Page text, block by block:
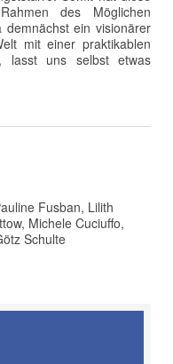
des Möglichen
ein visionärer
mit einer praktikablen
lasst uns selbst etwas
Fusban, Lilith
Michele Cuciuffo,
Schulte